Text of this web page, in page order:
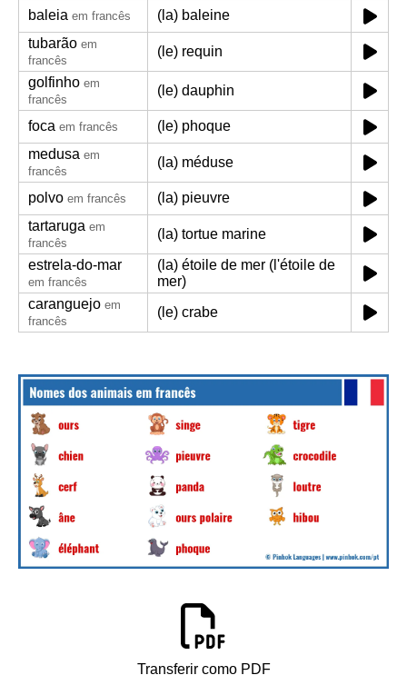
baleia em francês
(la) baleine
tubarão em
francês
(le) requin
golfinho em
francês
(le) dauphin
foca em francês
(le) phoque
medusa em
francês
(la) méduse
polvo em francês
(la) pieuvre
tartaruga em
francês
(la) tortue marine
estrela-do-mar
em francês
(la) étoile de mer (l'étoile de
mer)
caranguejo em
francês
(le) crabe
Transferir como PDF